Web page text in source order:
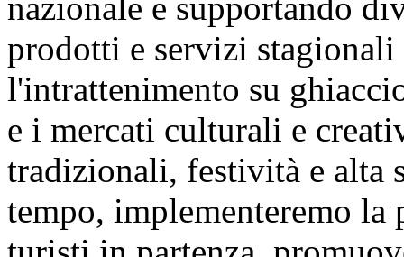
prodotti e servizi
l'intrattenimento su
e i mercati culturali e
tradizionali, festività e alta
tempo, implementeremo